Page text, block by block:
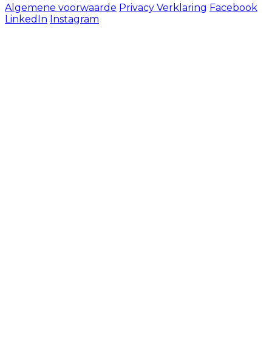
Algemene voorwaarde Privacy Verklaring Facebook
LinkedIn Instagram